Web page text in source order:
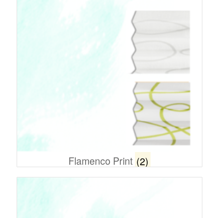
Flamenco Print (2)